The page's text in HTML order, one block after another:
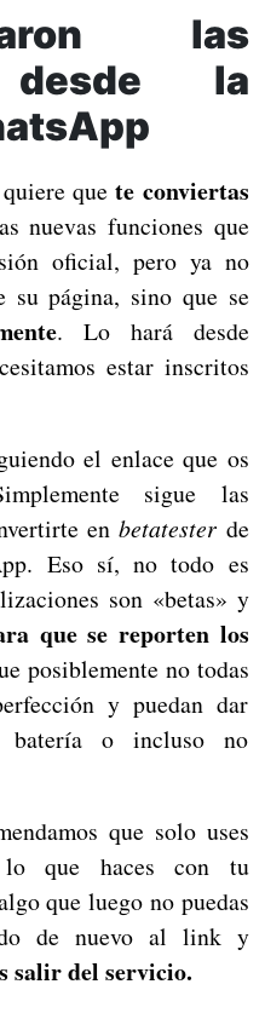
las
desde la
quiere quete conviertas
nuevas funciones que
oficial, pero ya no
su página, sino que se
. Lo hará desde
estar inscritos
el enlace que os
sigue las
enbetatester de
Eso sí, no todo es
son «betas» y
que se reporten los
posiblemente no todas
y puedan dar
batería o incluso no
que solo uses
que haces con tu
que luego no puedas
de nuevo al link y
salir del servicio.